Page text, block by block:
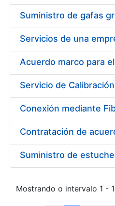
Mostrando o intervalo 1 -